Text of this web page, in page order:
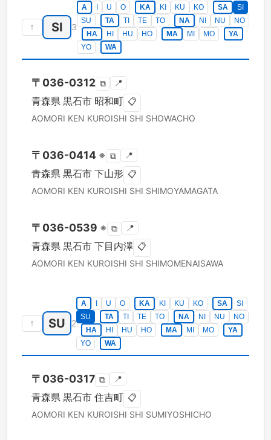
↑ SI 3
A U O KA KI KU KO SA
SI
SU
TA TI TE TO NA NI NU
NO
HA
HI HU HO MA MI MO
YA
YO
WA
〒 036-0312 ⧉ 📍
青森県 黒石市 昭和町 📋
AOMORI KEN KUROISHI SHI SHOWACHO
〒 036-0414 ※ ⧉ 📍
青森県 黒石市 下山形 📋
AOMORI KEN KUROISHI SHI SHIMOYAMAGATA
〒 036-0539 ※ ⧉ 📍
青森県 黒石市 下目内澤 📋
AOMORI KEN KUROISHI SHI SHIMOMENAISAWA
↑ SU 2
A U O KA KI KU KO SA
SI
SU
TA TI TE TO NA NI NU
NO
HA
HI HU HO MA MI MO
YA
YO
WA
〒 036-0317 ⧉ 📍
青森県 黒石市 住吉町 📋
AOMORI KEN KUROISHI SHI SUMIYOSHICHO